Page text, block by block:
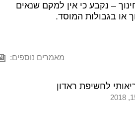
– נקבע כי אין למקם שנאים
או בגבולות המוסד.
מאמרים נוספים:
לחשיפת ראדון